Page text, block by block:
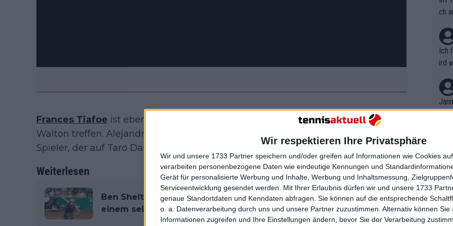
Wir respektieren Ihre Privatsphäre
Wir und unsere 1733 Partner speichern und/oder greifen auf Informationen wie Cookies
verarbeiten personenbezogene Daten wie eindeutige Kennungen und
Gerät für personalisierte Werbung und Inhalte, Werbung und Inhaltsmessung,
Serviceentwicklung gesendet werden. Mit Ihrer Erlaubnis dürfen wir und unsere 1733
genaue Standortdaten und Kenndaten abfragen. Sie können auf die entsprechende
o. a. Datenverarbeitung durch uns und unsere Partner zuzustimmen. Alternativ können Sie
Informationen zugreifen und Ihre Einstellungen ändern, bevor Sie der Verarbeitung
Frances Tiafoe ist ebenfalls dabei und wird auf Michael Mmoh oder Adam
Walton treffen. Alejandro Tabilo ist einer der einzigen nicht-amerikanischen
Spieler, der auf Taro Daniel oder einen Qualifikanten trifft.
Weiterlesen
Ben Shelton gewinnt Houston in mehr als einer Hinsicht mit
einem seltenen Kunststück
ch
Ich
ird
r in
em
t,
B.
on
n
nt.